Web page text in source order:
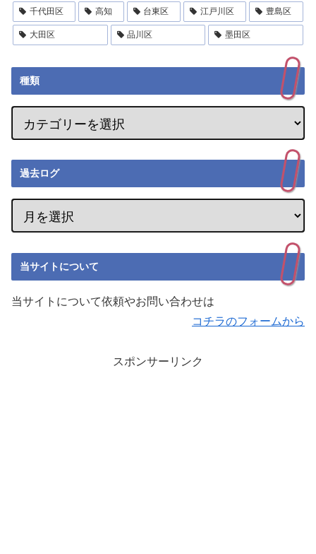
千代田区 高知 台東区 江戸川区 豊島区
大田区 品川区 墨田区
種類
過去ログ
当サイトについて
当サイトについて依頼やお問い合わせは
コチラのフォームから
スポンサーリンク